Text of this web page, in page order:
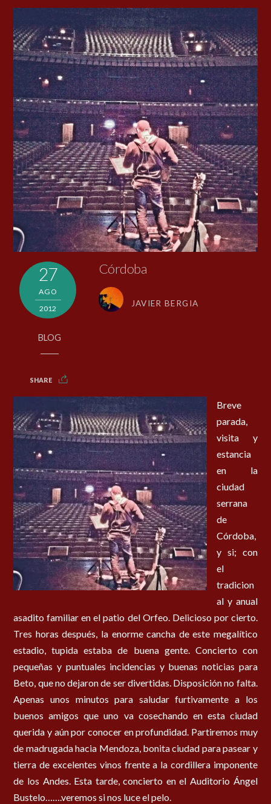
27
AGO
2012
BLOG
SHARE
Córdoba
JAVIER BERGIA
Breve
parada,
visita y
estancia
en la
ciudad
serrana
de
Córdoba,
y si; con
el
tradicion
al y anual
asadito familiar en el patio del Orfeo. Delicioso por cierto.
Tres horas después, la enorme cancha de este megalítico
estadio, tupida estaba de buena gente. Concierto con
pequeñas y puntuales incidencias y buenas noticias para
Beto, que no dejaron de ser divertidas. Disposición no falta.
Apenas unos minutos para saludar furtivamente a los
buenos amigos que uno va cosechando en esta ciudad
querida y aún por conocer en profundidad. Partiremos muy
de madrugada hacia Mendoza, bonita ciudad para pasear y
tierra de excelentes vinos frente a la cordillera imponente
de los Andes. Esta tarde, concierto en el Auditorio Ángel
Bustelo…….veremos si nos luce el pelo.